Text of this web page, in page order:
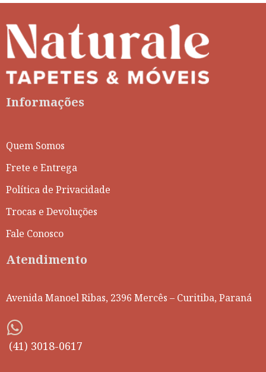
Informações
Quem Somos
Frete e Entrega
Política de Privacidade
Trocas e Devoluções
Fale Conosco
Atendimento
Avenida Manoel Ribas, 2396 Mercês – Curitiba, Paraná
(41) 3018-0617